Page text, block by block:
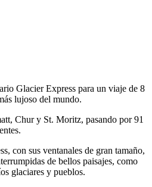
Glacier Express para un viaje de 8
lujoso del mundo.
Chur y St. Moritz, pasando por 91
con sus ventanales de gran tamaño,
de bellos paisajes, como
glaciares y pueblos.